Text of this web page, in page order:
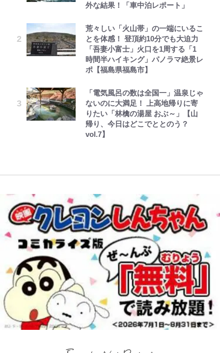
外な結果！「車中泊レポート」
荒々しい「火山帯」の一端にいるこ
とを体感！ 登頂約10分でも大迫力
「吾妻小富士」火口を1周する「1
時間半ハイキング」パノラマ絶景レ
ポ【福島県福島市】
「電気風呂の数は全国一」温泉じゃ
ないのに大満足！ 上高地帰りに寄
りたい「林檎の湯屋 おぶ～」【山
帰り、今日はどこでととのう？
vol.7】
辺境ライフ ~中年男が回復スキルに
覚醒して、英雄へ成り上がる~ 第82
話(1)
公式-聖女じゃないと追放されたの
を握る 第53話(1)
骨・肋骨くっきりトレ姿に「痩せ過
ぎてませんか」心配の声も 夫・黒
木啓司にはDV巡る逮捕報道
村上佳菜子、“遠距離結婚”の夫と
「愛が足りない」不満を漏らしてい
た過去も
レビュー『仮面家族』悠木シュン・
著
『この素晴らしい世界に祝福を！』
10万針以上の密度で再現された“め
ぐみん刺繍ワークシャツ”にファン
も感動
リーズ」の恐怖 映画化の「セイレ
ーン編」だけじゃない…ライト層な
ら驚嘆必至
でっかい男になりたいゾ
が熱狂｢サードなのにズルい｣｢こり
｢最後の1枚…ワルぃゎ〜｣鈴木優磨
が激勝翌日に写真12枚投稿→渾身
の“煽りショット”に興奮！｢最後の
1枚までの壮大なフリ｣｢知念くんの
｢知念さんを煽ってたのと同じ
人？｣鹿島・鈴木優磨、大逆転勝利
後の“超・優等生インタビュー”が
話題！｢試合中とのギャップw｣｢礼
ちゃんに」
「のりの芝居は観たいと」藤原紀香
が明かす夫・片岡愛之助との関係
性…互いに一番のお客さんで刺激を
もらう存在
ィア活動の原動力は…「偽善者だ」
との声も跳ね返す“誰かの役に立ち
たい”という思い